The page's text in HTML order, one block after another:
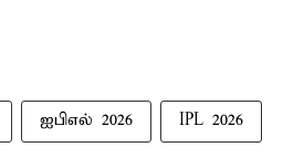
ஐபிஎல் 2026 IPL 2026